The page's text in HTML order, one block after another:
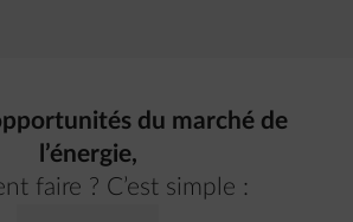
du marché de
l’énergie,
faire ? C’est simple :